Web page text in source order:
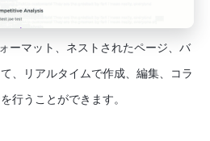
ーマット、ネストされたページ、バ
、リアルタイムで作成、編集、コラ
行うことができます。